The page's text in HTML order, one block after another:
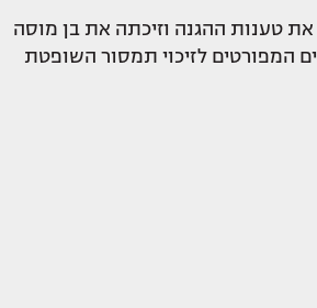
טענות ההגנה וזיכתה את בן מוסה
המפורטים לזיכוי תמסור השופטת